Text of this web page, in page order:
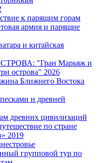
к парящим горам
армия и парящие
и китайская
"Гран Марьяж и
острова" 2026
Ближнего Востока
и древней
древних цивилизаций
по стране
2019
групповой тур по